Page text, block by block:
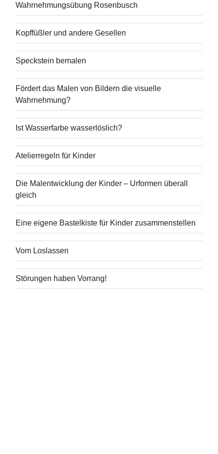
Wahrnehmungsübung Rosenbusch
Kopffüßler und andere Gesellen
Speckstein bemalen
Fördert das Malen von Bildern die visuelle
Wahrnehmung?
Ist Wasserfarbe wasserlöslich?
Atelierregeln für Kinder
Die Malentwicklung der Kinder – Urformen überall
gleich
Eine eigene Bastelkiste für Kinder zusammenstellen
Vom Loslassen
Störungen haben Vorrang!